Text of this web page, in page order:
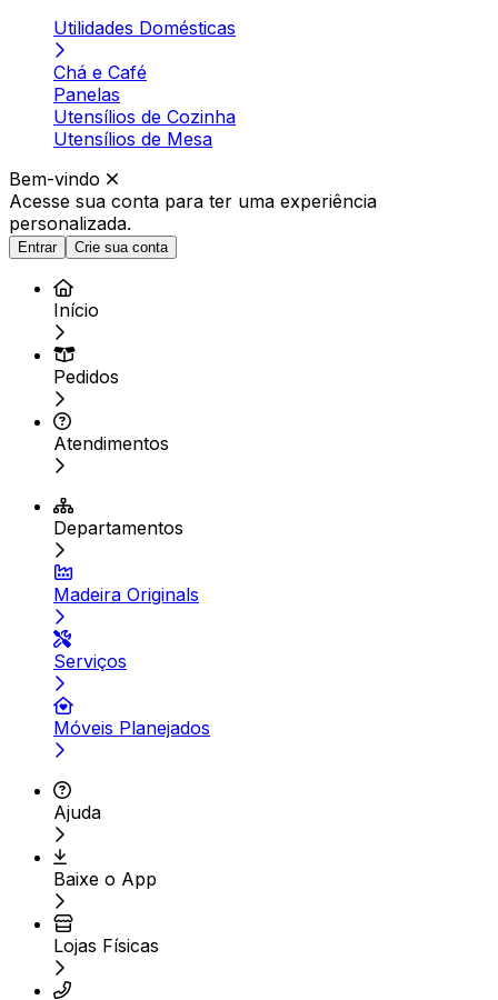
Utilidades Domésticas
Chá e Café
Panelas
Utensílios de Cozinha
Utensílios de Mesa
Bem-vindo
Acesse sua conta para ter uma experiência
personalizada.
Entrar Crie sua conta
Início
Pedidos
Atendimentos
Departamentos
Madeira Originals
Serviços
Móveis Planejados
Ajuda
Baixe o App
Lojas Físicas